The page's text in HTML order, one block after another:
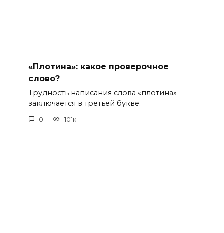
«Плотина»: какое проверочное
слово?
Трудность написания слова «плотина»
заключается в третьей букве.
0 101к.